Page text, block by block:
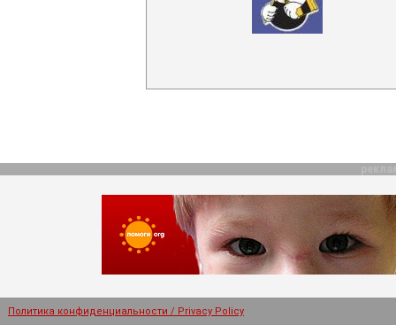
Политика конфиденциальности / Privacy Policy